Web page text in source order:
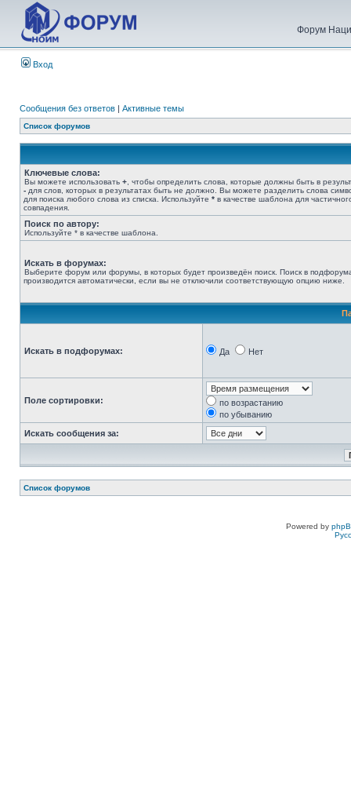
Форум
Вход
Сообщения без ответов | Активные темы
Список форумов
Ключевые слова:
Вы можете использовать + , чтобы определить слова, которые должны быть в
- для слов, которых в результатах быть не должно. Вы можете разделить слова
для поиска любого слова из списка. Используйте * в качестве шаблона для
совпадения.
Поиск по автору:
Используйте * в качестве шаблона.
Искать в форумах:
Выберите форум или форумы, в которых будет произведён поиск. Поиск в
производится автоматически, если вы не отключили соответствующую опцию ниже.
Искать в подфорумах: Да Нет
Поле сортировки:
по возрастанию
по убыванию
Искать сообщения за:
Список форумов
Powered by